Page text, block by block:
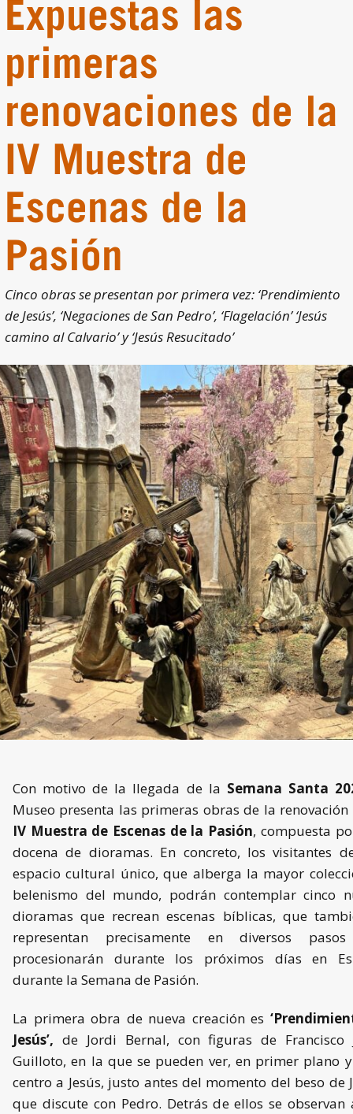
Expuestas las
primeras
renovaciones de la
IV Muestra de
Escenas de la
Pasión
Cinco obras se presentan por primera vez: ‘Prendimiento
de Jesús’, ‘Negaciones de San Pedro’, ‘Flagelación’ ‘Jesús
camino al Calvario’ y ‘Jesús Resucitado’
Con motivo de la llegada de la Semana Santa
Museo presenta las primeras obras de la renovación
IV Muestra de Escenas de la Pasión, compuesta
docena de dioramas. En concreto, los visitantes
espacio cultural único, que alberga la mayor
belenismo del mundo, podrán contemplar cinco
dioramas que recrean escenas bíblicas, que
representan precisamente en diversos
procesionarán durante los próximos días en
durante la Semana de Pasión.
La primera obra de nueva creación es
Jesús’, de Jordi Bernal, con figuras de Francisco
Guilloto, en la que se pueden ver, en primer plano
centro a Jesús, justo antes del momento del beso de
que discute con Pedro. Detrás de ellos se observan